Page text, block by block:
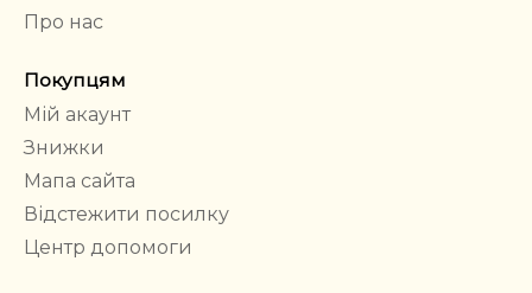
Про нас
Покупцям
Мій акаунт
Знижки
Мапа сайта
Відстежити посилку
Центр допомоги